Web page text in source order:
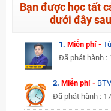
Bạn được học tất
dưới đây
1. Miễn phí -
Đã phát hành :
2.Miễn phí -
Đã phát hành :